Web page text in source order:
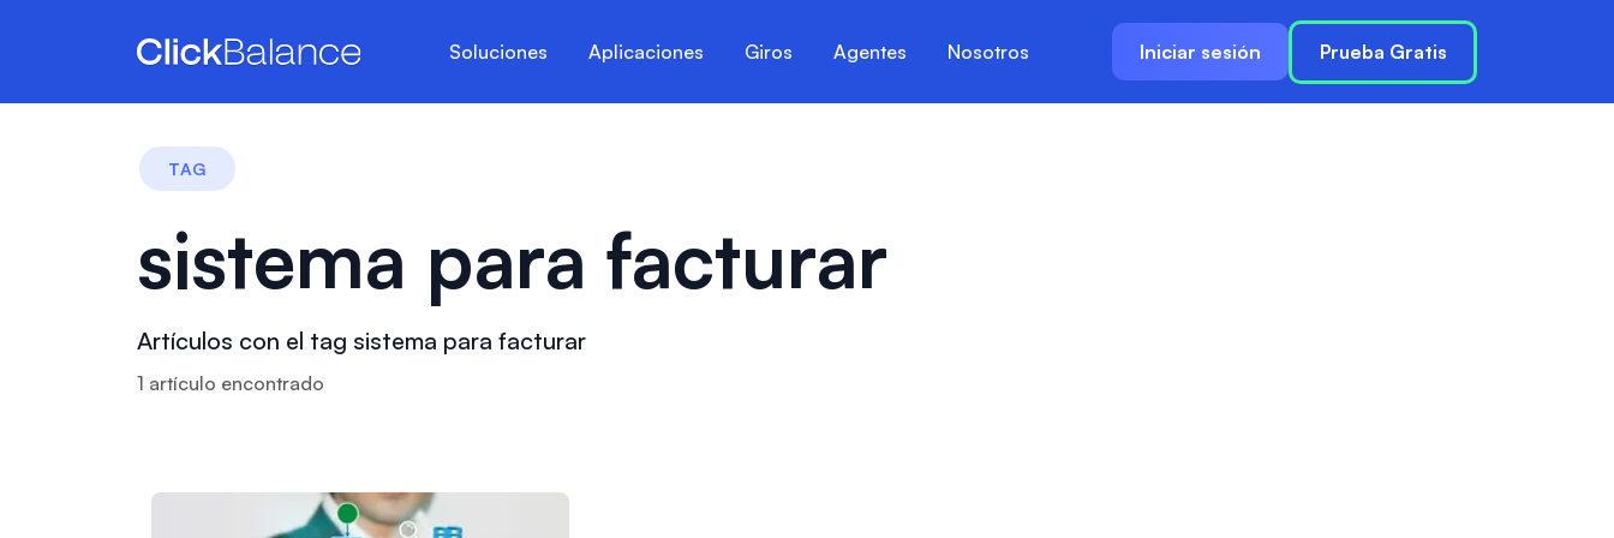
Soluciones Aplicaciones Giros Agentes Nosotros Iniciar sesión Prueba Gratis
TAG
sistema para facturar
Artículos con el tag sistema para facturar
1 artículo encontrado